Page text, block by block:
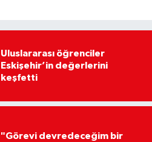
Uluslararası öğrenciler
Eskişehir’in değerlerini
keşfetti
"Görevi devredeceğim bir